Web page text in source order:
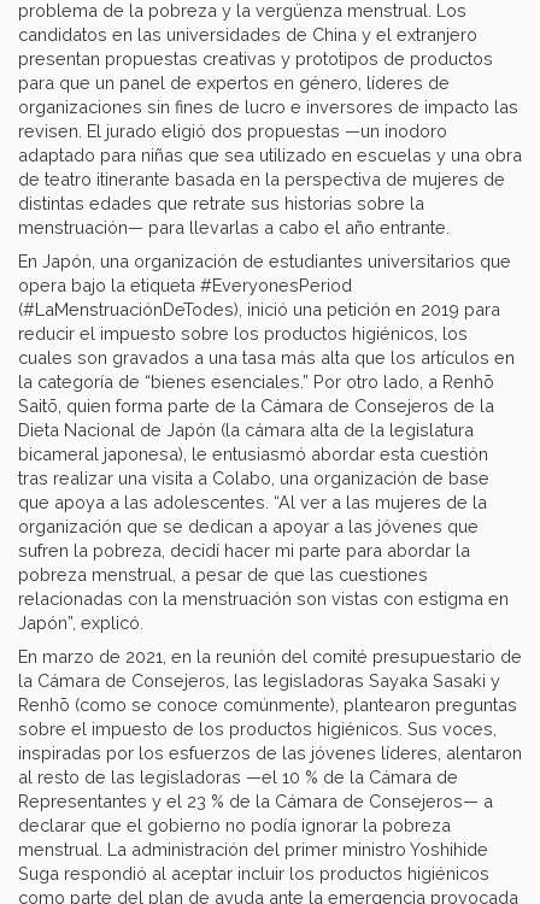
problema de la pobreza y la vergüenza menstrual. Los
candidatos en las universidades de China y el extranjero
presentan propuestas creativas y prototipos de productos
para que un panel de expertos en género, líderes de
organizaciones sin fines de lucro e inversores de impacto las
revisen. El jurado eligió dos propuestas —un inodoro
adaptado para niñas que sea utilizado en escuelas y una obra
de teatro itinerante basada en la perspectiva de mujeres de
distintas edades que retrate sus historias sobre la
menstruación— para llevarlas a cabo el año entrante.
En Japón, una organización de estudiantes universitarios que
opera bajo la etiqueta #EveryonesPeriod
(#LaMenstruaciónDeTodes), inició una petición en 2019 para
reducir el impuesto sobre los productos higiénicos, los
cuales son gravados a una tasa más alta que los artículos en
la categoría de “bienes esenciales.” Por otro lado, a Renhō
Saitō, quien forma parte de la Cámara de Consejeros de la
Dieta Nacional de Japón (la cámara alta de la legislatura
bicameral japonesa), le entusiasmó abordar esta cuestión
tras realizar una visita a Colabo, una organización de base
que apoya a las adolescentes. “Al ver a las mujeres de la
organización que se dedican a apoyar a las jóvenes que
sufren la pobreza, decidí hacer mi parte para abordar la
pobreza menstrual, a pesar de que las cuestiones
relacionadas con la menstruación son vistas con estigma en
Japón”, explicó.
En marzo de 2021, en la reunión del comité presupuestario de
la Cámara de Consejeros, las legisladoras Sayaka Sasaki y
Renhō (como se conoce comúnmente), plantearon preguntas
sobre el impuesto de los productos higiénicos. Sus voces,
inspiradas por los esfuerzos de las jóvenes líderes, alentaron
al resto de las legisladoras —el 10 % de la Cámara de
Representantes y el 23 % de la Cámara de Consejeros— a
declarar que el gobierno no podía ignorar la pobreza
menstrual. La administración del primer ministro Yoshihide
Suga respondió al aceptar incluir los productos higiénicos
como parte del plan de ayuda ante la emergencia provocada